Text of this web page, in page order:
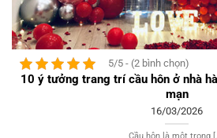
5/5 - (2 bình chọn)
10 ý tưởng trang trí cầu hôn ở nhà
mạn
16/03/2026
Cầu hôn là một trong